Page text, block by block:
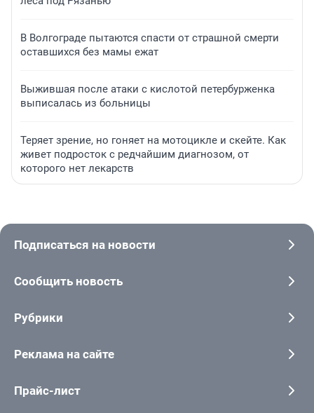
В Волгограде пытаются спасти от страшной смерти
оставшихся без мамы ежат
Выжившая после атаки с кислотой петербурженка
выписалась из больницы
Теряет зрение, но гоняет на мотоцикле и скейте. Как
живет подросток с редчайшим диагнозом, от
которого нет лекарств
Подписаться на новости
Сообщить новость
Рубрики
Реклама на сайте
Прайс-лист